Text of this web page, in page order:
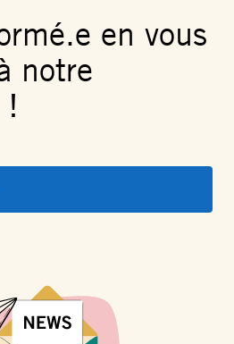
en vous
notre